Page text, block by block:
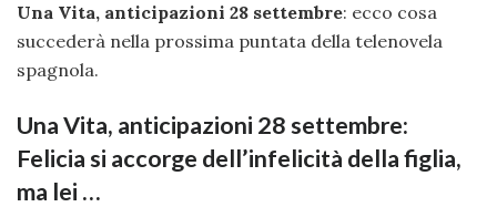
Una Vita, anticipazioni 28 settembre: ecco cosa
succederà nella prossima puntata della telenovela
spagnola.
Una Vita, anticipazioni 28 settembre:
Felicia si accorge dell’infelicità della figlia,
ma lei …